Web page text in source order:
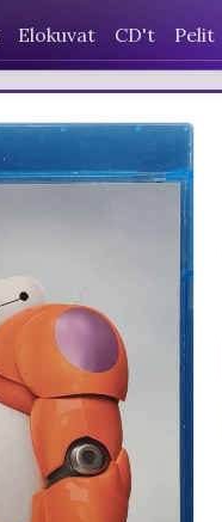
Elokuvat CD't Pelit